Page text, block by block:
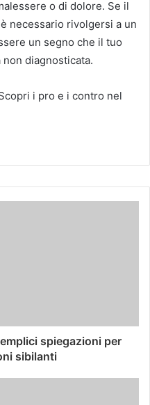
o di dolore. Se il
necessario rivolgersi a un
un segno che il tuo
diagnosticata.
i pro e i contro nel
spiegazioni per
sibilanti